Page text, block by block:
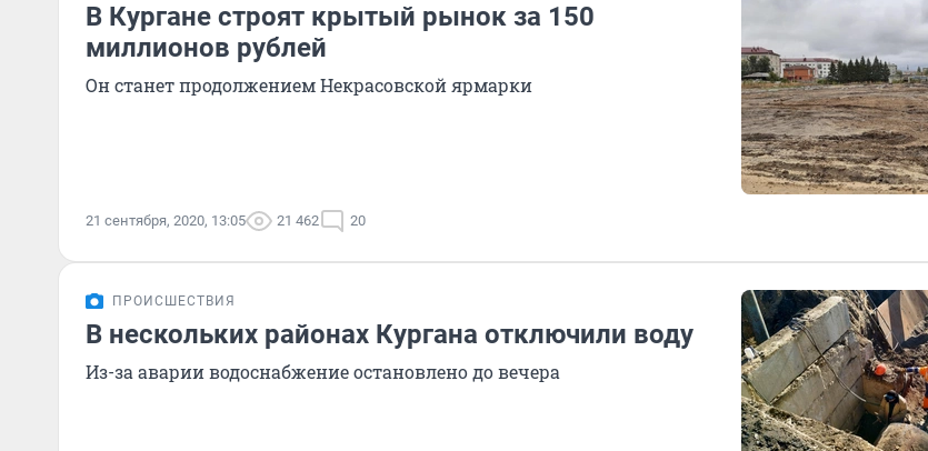
В Кургане строят крытый рынок за 150
миллионов рублей
Он станет продолжением Некрасовской ярмарки
21 сентября, 2020, 13:05 21 462 20
ПРОИСШЕСТВИЯ
В нескольких районах Кургана отключили воду
Из-за аварии водоснабжение остановлено до вечера